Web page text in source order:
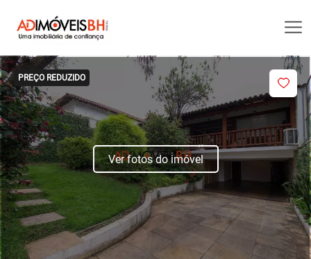
PREÇO REDUZIDO
Ver fotos do imóvel